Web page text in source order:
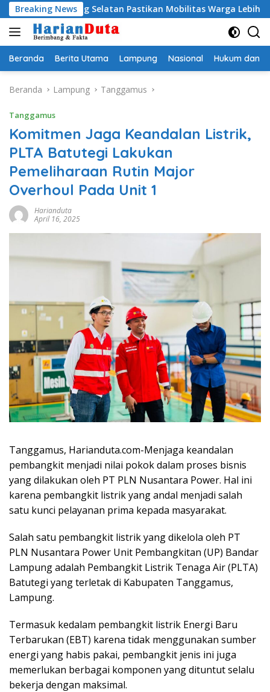
Langsung
ke
konten
Breaking News
Selatan Pastikan Mobilitas Warga Lebih Aman dan
Beranda Berita Utama Lampung Nasional Hukum dan
Beranda Lampung Tanggamus
Tanggamus
Komitmen Jaga Keandalan Listrik,
PLTA Batutegi Lakukan
Pemeliharaan Rutin Major
Overhoul Pada Unit 1
Harianduta
April 16, 2025
Tanggamus, Harianduta.com-Menjaga keandalan
pembangkit menjadi nilai pokok dalam proses bisnis
yang dilakukan oleh PT PLN Nusantara Power. Hal ini
karena pembangkit listrik yang andal menjadi salah
satu kunci pelayanan prima kepada masyarakat.
Salah satu pembangkit listrik yang dikelola oleh PT
PLN Nusantara Power Unit Pembangkitan (UP) Bandar
Lampung adalah Pembangkit Listrik Tenaga Air (PLTA)
Batutegi yang terletak di Kabupaten Tanggamus,
Lampung.
Termasuk kedalam pembangkit listrik Energi Baru
Terbarukan (EBT) karena tidak menggunakan sumber
energi yang habis pakai, pembangkit jenis ini juga
memerlukan berbagai komponen yang dituntut selalu
bekerja dengan maksimal.